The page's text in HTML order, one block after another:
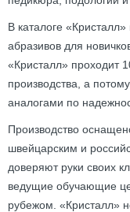
В каталоге
абразивов для
«Кристалл» проходит
производства, а
аналогами по
Производство
швейцарским и
доверяют руки своих
ведущие обучающие
рубежом. «Кристалл»